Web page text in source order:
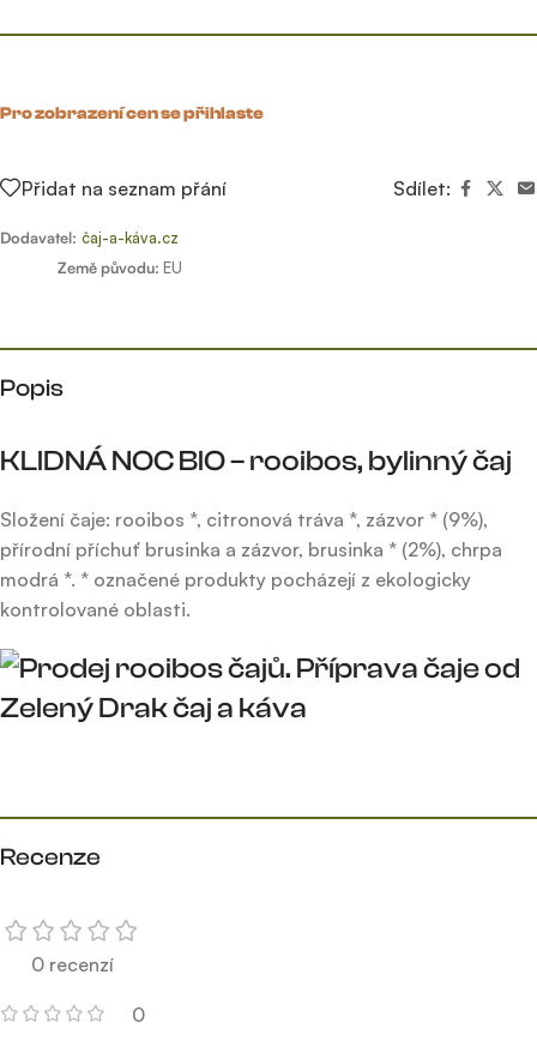
Pro zobrazení cen se přihlaste
Přidat na seznam přání Sdílet:
Dodavatel: čaj-a-káva.cz
Země původu: EU
Popis
KLIDNÁ NOC BIO – rooibos, bylinný čaj
Složení čaje: rooibos *, citronová tráva *, zázvor * (9%),
přírodní příchuť brusinka a zázvor, brusinka * (2%), chrpa
modrá *. * označené produkty pocházejí z ekologicky
kontrolované oblasti.
Recenze
0 recenzí
0